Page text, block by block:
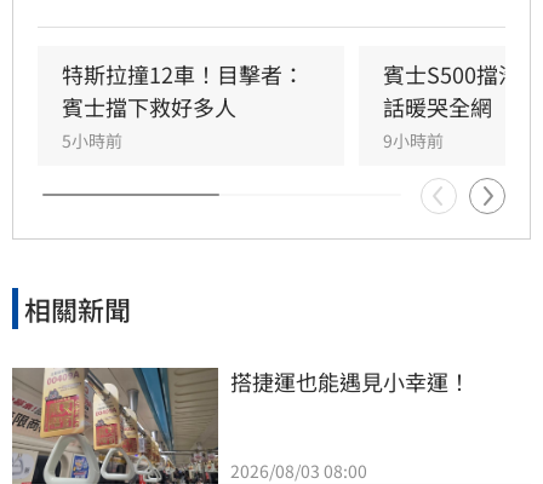
光，竟是擁有1.4萬粉絲的網紅「超級土豆粉」，
同時也是嘉義知名甜甜圈店老闆。
特斯拉撞12車！目擊者：
賓士擋下救好多人
5小時前
賓士S500擋浩
話暖哭全網
9小時前
相關新聞
搭捷運也能遇見小幸運！
2026/08/03 08:00